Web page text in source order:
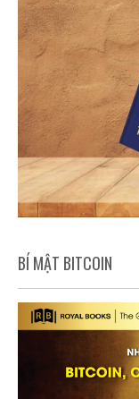
BÍ MẬT BITCOIN